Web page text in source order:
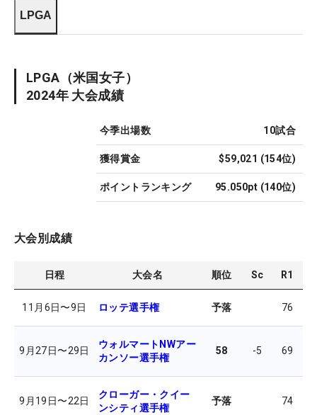
LPGA
LPGA （米国女子）
2024年 大会成績
今季出場数 10試合
獲得賞金 $59,021 (154位)
ポイントランキング 95.050pt (140位)
大会別成績
日程 大会名 順位 Sc R1
11月6日〜9日 ロッテ選手権 予落 76
9月27日〜29日
ウォルマートNWアー
カンソー選手権
58 -5 69
9月19日〜22日
クローガー・クイー
ンシティ選手権
予落 74